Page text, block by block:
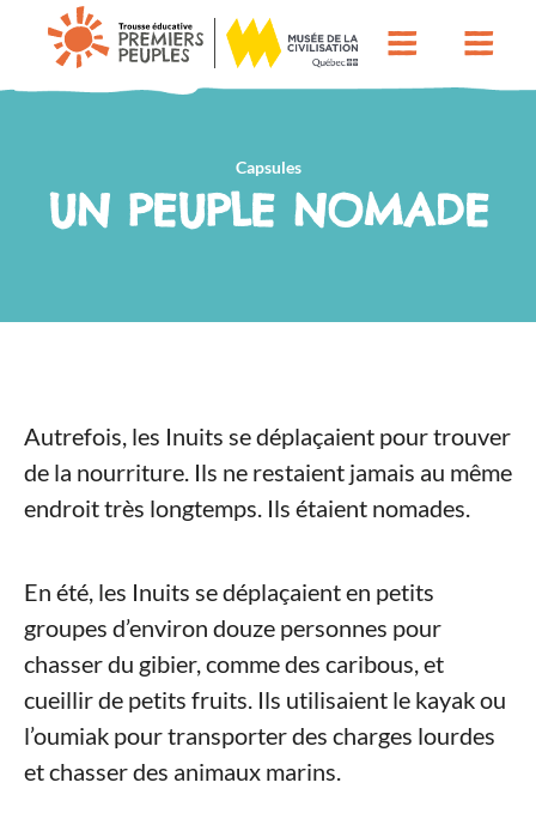
Capsules
UN PEUPLE NOMADE
Autrefois, les Inuits se déplaçaient pour trouver
de la nourriture. Ils ne restaient jamais au même
endroit très longtemps. Ils étaient nomades.
En été, les Inuits se déplaçaient en petits
groupes d’environ douze personnes pour
chasser du gibier, comme des caribous, et
cueillir de petits fruits. Ils utilisaient le kayak ou
l’oumiak pour transporter des charges lourdes
et chasser des animaux marins.